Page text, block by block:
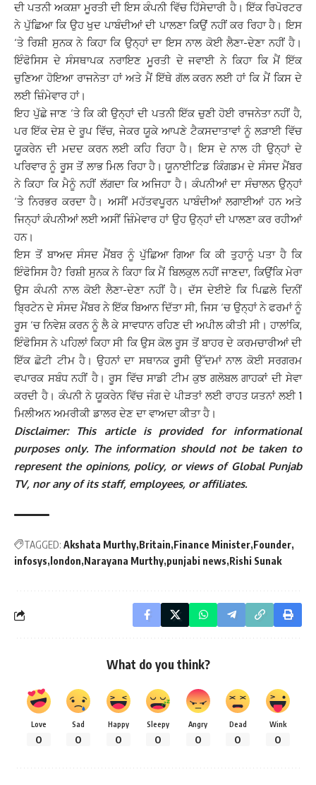
ਦੀ ਪਤਨੀ ਅਕਸ਼ਾ ਮੂਰਤੀ ਦੀ ਇਸ ਕੰਪਨੀ ਵਿੱਚ ਹਿੱਸੇਦਾਰੀ ਹੈ। ਇੱਕ ਰਿਪੋਰਟਰ
ਨੇ ਪੁੱਛਿਆ ਕਿ ਉਹ ਖੁਦ ਪਾਬੰਦੀਆਂ ਦੀ ਪਾਲਣਾ ਕਿਉਂ ਨਹੀਂ ਕਰ ਰਿਹਾ ਹੈ। ਇਸ
‘ਤੇ ਰਿਸ਼ੀ ਸੁਨਕ ਨੇ ਕਿਹਾ ਕਿ ਉਨ੍ਹਾਂ ਦਾ ਇਸ ਨਾਲ ਕੋਈ ਲੈਣਾ-ਦੇਣਾ ਨਹੀਂ ਹੈ।
ਇੰਫੋਸਿਸ ਦੇ ਸੰਸਥਾਪਕ ਨਰਾਇਣ ਮੂਰਤੀ ਦੇ ਜਵਾਈ ਨੇ ਕਿਹਾ ਕਿ ਮੈਂ ਇੱਕ
ਚੁਣਿਆ ਹੋਇਆ ਰਾਜਨੇਤਾ ਹਾਂ ਅਤੇ ਮੈਂ ਇੱਥੇ ਗੱਲ ਕਰਨ ਲਈ ਹਾਂ ਕਿ ਮੈਂ ਕਿਸ ਦੇ
ਲਈ ਜ਼ਿੰਮੇਵਾਰ ਹਾਂ।
ਇਹ ਪੁੱਛੇ ਜਾਣ ‘ਤੇ ਕਿ ਕੀ ਉਨ੍ਹਾਂ ਦੀ ਪਤਨੀ ਇੱਕ ਚੁਣੀ ਹੋਈ ਰਾਜਨੇਤਾ ਨਹੀਂ ਹੈ,
ਪਰ ਇੱਕ ਦੇਸ਼ ਦੇ ਰੂਪ ਵਿੱਚ, ਜੇਕਰ ਯੂਕੇ ਆਪਣੇ ਟੈਕਸਦਾਤਾਵਾਂ ਨੂੰ ਲੜਾਈ ਵਿੱਚ
ਯੂਕਰੇਨ ਦੀ ਮਦਦ ਕਰਨ ਲਈ ਕਹਿ ਰਿਹਾ ਹੈ। ਇਸ ਦੇ ਨਾਲ ਹੀ ਉਨ੍ਹਾਂ ਦੇ
ਪਰਿਵਾਰ ਨੂੰ ਰੂਸ ਤੋਂ ਲਾਭ ਮਿਲ ਰਿਹਾ ਹੈ। ਯੂਨਾਈਟਿਡ ਕਿੰਗਡਮ ਦੇ ਸੰਸਦ ਮੈਂਬਰ
ਨੇ ਕਿਹਾ ਕਿ ਮੈਨੂੰ ਨਹੀਂ ਲੱਗਦਾ ਕਿ ਅਜਿਹਾ ਹੈ। ਕੰਪਨੀਆਂ ਦਾ ਸੰਚਾਲਨ ਉਨ੍ਹਾਂ
‘ਤੇ ਨਿਰਭਰ ਕਰਦਾ ਹੈ। ਅਸੀਂ ਮਹੱਤਵਪੂਰਨ ਪਾਬੰਦੀਆਂ ਲਗਾਈਆਂ ਹਨ ਅਤੇ
ਜਿਨ੍ਹਾਂ ਕੰਪਨੀਆਂ ਲਈ ਅਸੀਂ ਜ਼ਿੰਮੇਵਾਰ ਹਾਂ ਉਹ ਉਨ੍ਹਾਂ ਦੀ ਪਾਲਣਾ ਕਰ ਰਹੀਆਂ
ਹਨ।
ਇਸ ਤੋਂ ਬਾਅਦ ਸੰਸਦ ਮੈਂਬਰ ਨੂੰ ਪੁੱਛਿਆ ਗਿਆ ਕਿ ਕੀ ਤੁਹਾਨੂੰ ਪਤਾ ਹੈ ਕਿ
ਇੰਫੋਸਿਸ ਹੈ? ਰਿਸ਼ੀ ਸੁਨਕ ਨੇ ਕਿਹਾ ਕਿ ਮੈਂ ਬਿਲਕੁਲ ਨਹੀਂ ਜਾਣਦਾ, ਕਿਉਂਕਿ ਮੇਰਾ
ਉਸ ਕੰਪਨੀ ਨਾਲ ਕੋਈ ਲੈਣਾ-ਦੇਣਾ ਨਹੀਂ ਹੈ। ਦੱਸ ਦੇਈਏ ਕਿ ਪਿਛਲੇ ਦਿਨੀਂ
ਬ੍ਰਿਟੇਨ ਦੇ ਸੰਸਦ ਮੈਂਬਰ ਨੇ ਇੱਕ ਬਿਆਨ ਦਿੱਤਾ ਸੀ, ਜਿਸ ‘ਚ ਉਨ੍ਹਾਂ ਨੇ ਫਰਮਾਂ ਨੂੰ
ਰੂਸ ‘ਚ ਨਿਵੇਸ਼ ਕਰਨ ਨੂੰ ਲੈ ਕੇ ਸਾਵਧਾਨ ਰਹਿਣ ਦੀ ਅਪੀਲ ਕੀਤੀ ਸੀ। ਹਾਲਾਂਕਿ,
ਇੰਫੋਸਿਸ ਨੇ ਪਹਿਲਾਂ ਕਿਹਾ ਸੀ ਕਿ ਉਸ ਕੋਲ ਰੂਸ ਤੋਂ ਬਾਹਰ ਦੇ ਕਰਮਚਾਰੀਆਂ ਦੀ
ਇੱਕ ਛੋਟੀ ਟੀਮ ਹੈ। ਉਹਨਾਂ ਦਾ ਸਥਾਨਕ ਰੂਸੀ ਉੱਦਮਾਂ ਨਾਲ ਕੋਈ ਸਰਗਰਮ
ਵਪਾਰਕ ਸਬੰਧ ਨਹੀਂ ਹੈ। ਰੂਸ ਵਿੱਚ ਸਾਡੀ ਟੀਮ ਕੁਝ ਗਲੋਬਲ ਗਾਹਕਾਂ ਦੀ ਸੇਵਾ
ਕਰਦੀ ਹੈ। ਕੰਪਨੀ ਨੇ ਯੂਕਰੇਨ ਵਿੱਚ ਜੰਗ ਦੇ ਪੀੜਤਾਂ ਲਈ ਰਾਹਤ ਯਤਨਾਂ ਲਈ 1
ਮਿਲੀਅਨ ਅਮਰੀਕੀ ਡਾਲਰ ਦੇਣ ਦਾ ਵਾਅਦਾ ਕੀਤਾ ਹੈ।
Disclaimer: This article is provided for informational
purposes only. The information should not be taken to
represent the opinions, policy, or views of Global Punjab
TV, nor any of its staff, employees, or affiliates.
TAGGED: Akshata Murthy Britain Finance Minister Founder
infosys london Narayana Murthy punjabi news Rishi Sunak
What do you think?
Love
0
Sad
0
Happy
0
Sleepy
0
Angry
0
Dead
0
Wink
0